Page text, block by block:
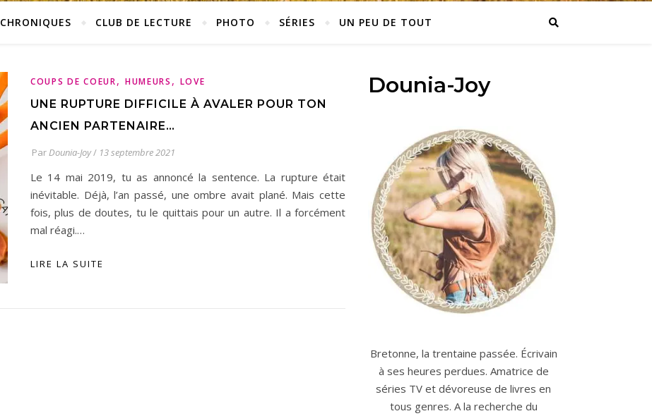
CHRONIQUES CLUB DE LECTURE PHOTO SÉRIES UN PEU DE TOUT
COUPS DE COEUR, HUMEURS , LOVE
UNE RUPTURE DIFFICILE À AVALER POUR TON
ANCIEN PARTENAIRE…
ParDounia-Joy/ 13 septembre 2021
Le 14 mai 2019, tu as annoncé la sentence. La rupture était
inévitable. Déjà, l’an passé, une ombre avait plané. Mais cette
fois, plus de doutes, tu le quittais pour un autre. Il a forcément
mal réagi.…
LIRE LA SUITE
Dounia-Joy
Bretonne, la trentaine passée. Écrivain
à ses heures perdues. Amatrice de
séries TV et dévoreuse de livres en
tous genres. A la recherche du